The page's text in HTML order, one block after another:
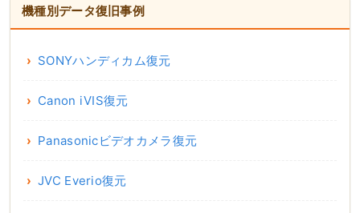
機種別データ復旧事例
SONYハンディカム復元
Canon iVIS復元
Panasonicビデオカメラ復元
JVC Everio復元